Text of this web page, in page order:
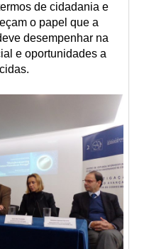
de cidadania e
o papel que a
desempenhar na
e oportunidades a